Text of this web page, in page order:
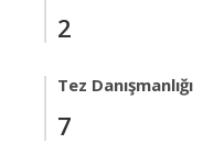
2
Tez Danışmanlığı
7